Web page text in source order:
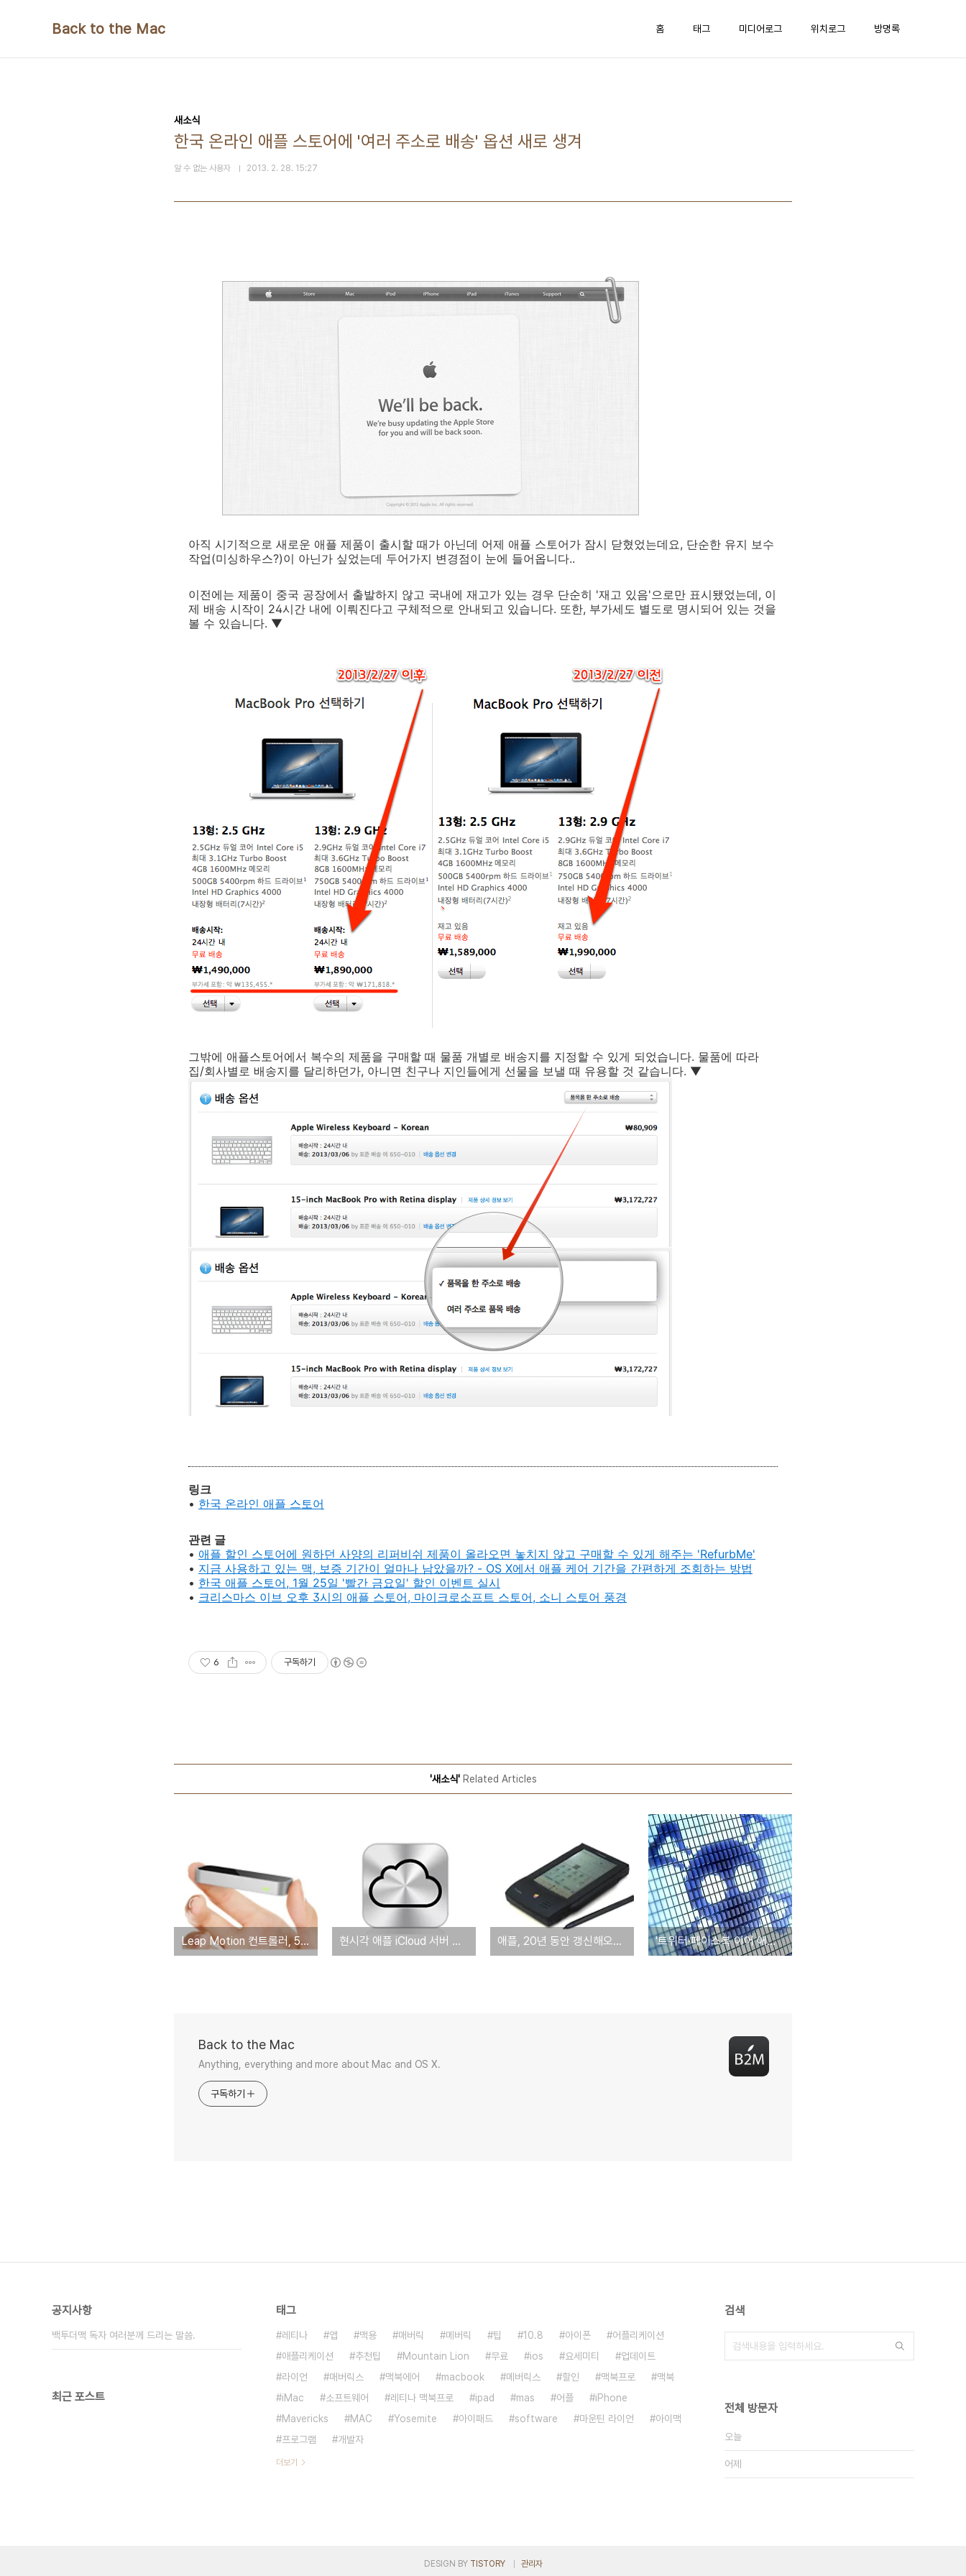
Back to the Mac 홈 태그 미디어로그 위치로그 방명록
새소식
한국 온라인 애플 스토어에 '여러 주소로 배송' 옵션 새로 생겨
알 수 없는 사용자 2013. 2. 28. 15:27
아직 시기적으로 새로운 애플 제품이 출시할 때가 아닌데 어제 애플 스토어가 잠시 닫혔었는데요, 단순한 유지 보수
작업(미싱하우스?)이 아닌가 싶었는데 두어가지 변경점이 눈에 들어옵니다..
이전에는 제품이 중국 공장에서 출발하지 않고 국내에 재고가 있는 경우 단순히 '재고 있음'으로만 표시됐었는데, 이
제 배송 시작이 24시간 내에 이뤄진다고 구체적으로 안내되고 있습니다. 또한, 부가세도 별도로 명시되어 있는 것을
볼 수 있습니다. ▼
그밖에 애플스토어에서 복수의 제품을 구매할 때 물품 개별로 배송지를 지정할 수 있게 되었습니다. 물품에 따라
집/회사별로 배송지를 달리하던가, 아니면 친구나 지인들에게 선물을 보낼 때 유용할 것 같습니다. ▼
링크
• 한국 온라인 애플 스토어
관련 글
• 애플 할인 스토어에 원하던 사양의 리퍼비쉬 제품이 올라오면 놓치지 않고 구매할 수 있게 해주는 'RefurbMe'
• 지금 사용하고 있는 맥, 보증 기간이 얼마나 남았을까? - OS X에서 애플 케어 기간을 간편하게 조회하는 방법
• 한국 애플 스토어, 1월 25일 '빨간 금요일' 할인 이벤트 실시
• 크리스마스 이브 오후 3시의 애플 스토어, 마이크로소프트 스토어, 소니 스토어 풍경
6 구독하기
'새소식'Related Articles
Leap Motion 컨트롤러, 5월 19일 공식 출시. '배송은 5월 13일부터' 현시각 애플 iCloud 서버 장애 현상 발생 '전체 iCloud 계정의 11%가 영향권' 애플, 20년 동안 갱신해오던 '뉴턴(Newton)' 등록상표 결국 포기 '트위터·페이스북 이어 애플도 해킹당해' 애플 해킹사건 관련 정보 정리
Back to the Mac
Anything, everything and more about Mac and OS X.
구독하기
공지사항
백투더맥 독자 여러분께 드리는 말씀.
최근 포스트
태그
레티나 앱 맥용 매버릭 메버릭 팁 10.8 아이폰
어플리케이션
애플리케이션
추천팁 Mountain Lion 무료 ios 요세미티
업데이트
라이언
매버릭스 맥북에어 macbook 메버릭스 할인 맥북프로
맥북
iMac
소프트웨어 레티나 맥북프로 ipad mas 어플
iPhone
Mavericks
MAC Yosemite 아이패드 software 마운틴 라이언
아이맥
프로그램
개발자
더보기
검색
전체 방문자
오늘
어제
DESIGN BY TISTORY 관리자